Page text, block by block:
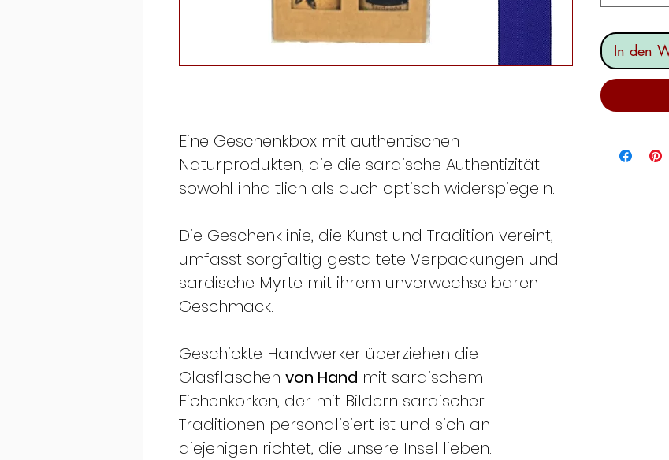
Eine Geschenkbox mit authentischen
Naturprodukten, die die sardische Authentizität
sowohl inhaltlich als auch optisch widerspiegeln.
Die Geschenklinie, die Kunst und Tradition vereint,
umfasst sorgfältig gestaltete Verpackungen und
sardische Myrte mit ihrem unverwechselbaren
Geschmack.
Geschickte Handwerker überziehen die
Glasflaschen von Hand mit sardischem
Eichenkorken, der mit Bildern sardischer
Traditionen personalisiert ist und sich an
diejenigen richtet, die unsere Insel lieben.
In den